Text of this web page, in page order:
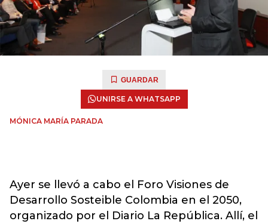
GUARDAR
UNIRSE A WHATSAPP
MÓNICA MARÍA PARADA
Ayer se llevó a cabo el Foro Visiones de
Desarrollo Sosteible Colombia en el 2050,
organizado por el Diario La República. Allí, el